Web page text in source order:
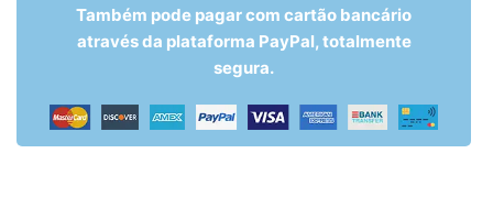
Também pode pagar com cartão bancário
através da plataforma PayPal, totalmente
segura.